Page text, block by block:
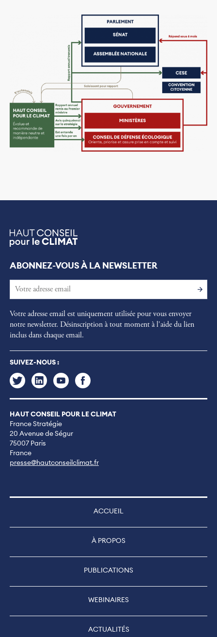
ABONNEZ-VOUS À LA NEWSLETTER
Votre adresse email est uniquement utilisée pour vous envoyer
notre newsletter. Désinscription à tout moment à l'aide du lien
inclus dans chaque email.
SUIVEZ-NOUS :
HAUT CONSEIL POUR LE CLIMAT
France Stratégie
20 Avenue de Ségur
75007 Paris
France
presse@hautconseilclimat.fr
ACCUEIL
À PROPOS
PUBLICATIONS
WEBINAIRES
ACTUALITÉS